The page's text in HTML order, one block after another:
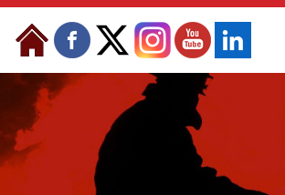
Μετάβαση στο περιεχόμενο